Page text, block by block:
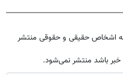
اشخاص حقیقی و حقوقی منتشر
خبر باشد منتشر نمی‌شود.